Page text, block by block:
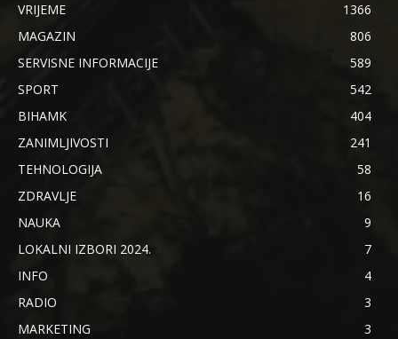
VRIJEME
1366
MAGAZIN
806
SERVISNE INFORMACIJE
589
SPORT
542
BIHAMK
404
ZANIMLJIVOSTI
241
TEHNOLOGIJA
58
ZDRAVLJE
16
NAUKA
9
LOKALNI IZBORI 2024.
7
INFO
4
RADIO
3
MARKETING
3